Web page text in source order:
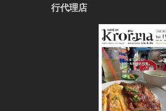
行代理店